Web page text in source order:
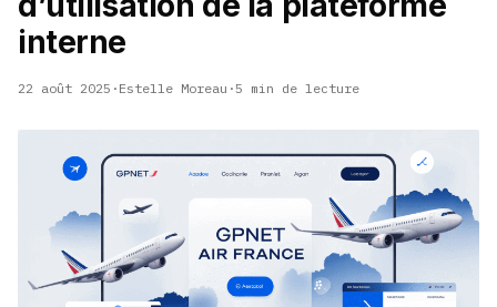
interne
22 août 2025 · Estelle Moreau ·5 min de lecture